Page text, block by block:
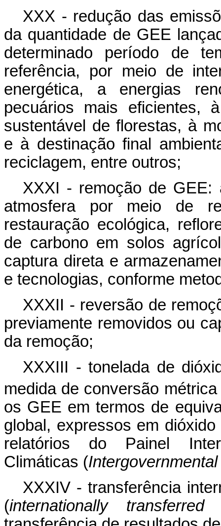
XXX - redução das
da quantidade de GEE
determinado período de
referência, por meio de
energética, a energias
pecuários mais eficientes,
sustentável de florestas, à
e à destinação final
reciclagem, entre outros;
XXXI - remoção de GEE:
atmosfera por meio de
restauração ecológica,
de carbono em solos
captura direta e
e tecnologias, conforme
XXXII - reversão de
previamente removidos ou
da remoção;
XXXIII - tonelada de
medida de conversão
os GEE em termos de
global, expressos em
relatórios do Painel
Climáticas (
XXXIV - transferência
(internationally transferred